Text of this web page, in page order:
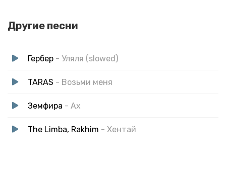
Убереги себя от огня
Другие песни
Гербер - Уляля (slowed)
TARAS - Возьми меня
Земфира - Ах
The Limba, Rakhim - Хентай